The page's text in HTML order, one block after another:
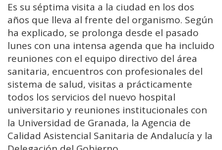
Es su séptima visita a la ciudad en los dos
años que lleva al frente del organismo. Según
ha explicado, se prolonga desde el pasado
lunes con una intensa agenda que ha incluido
reuniones con el equipo directivo del área
sanitaria, encuentros con profesionales del
sistema de salud, visitas a prácticamente
todos los servicios del nuevo hospital
universitario y reuniones institucionales con
la Universidad de Granada, la Agencia de
Calidad Asistencial Sanitaria de Andalucía y la